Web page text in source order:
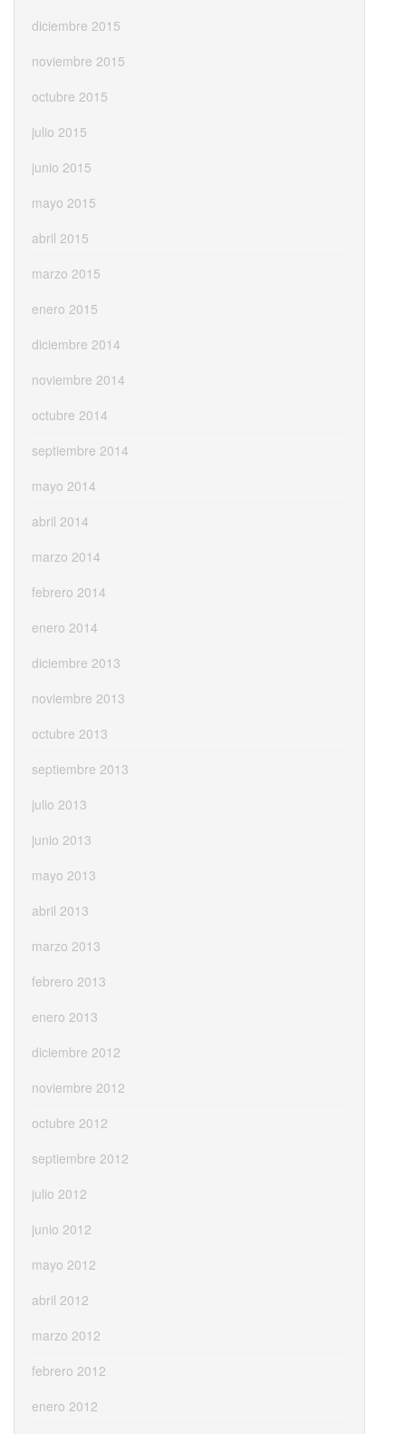
diciembre 2015
noviembre 2015
octubre 2015
julio 2015
junio 2015
mayo 2015
abril 2015
marzo 2015
enero 2015
diciembre 2014
noviembre 2014
octubre 2014
septiembre 2014
mayo 2014
abril 2014
marzo 2014
febrero 2014
enero 2014
diciembre 2013
noviembre 2013
octubre 2013
septiembre 2013
julio 2013
junio 2013
mayo 2013
abril 2013
marzo 2013
febrero 2013
enero 2013
diciembre 2012
noviembre 2012
octubre 2012
septiembre 2012
julio 2012
junio 2012
mayo 2012
abril 2012
marzo 2012
febrero 2012
enero 2012